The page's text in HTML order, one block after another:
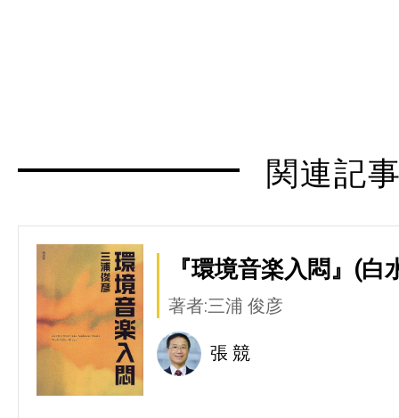
関連記
『環境音楽入悶』(白
著者:三浦 俊彦
張 競